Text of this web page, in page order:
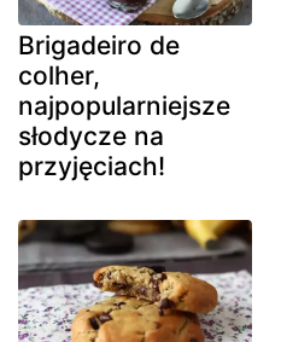
Brigadeiro de
colher,
najpopularniejsze
słodycze na
przyjęciach!